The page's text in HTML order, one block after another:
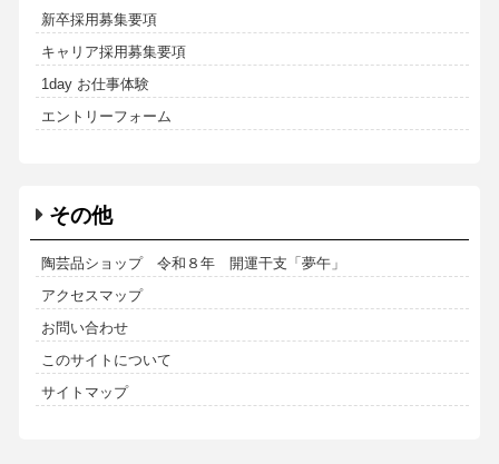
新卒採用募集要項
キャリア採用募集要項
1day お仕事体験
エントリーフォーム
その他
陶芸品ショップ 令和８年 開運干支「夢午」
アクセスマップ
お問い合わせ
このサイトについて
サイトマップ